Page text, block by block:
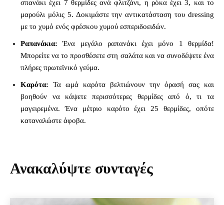
σπανάκι έχει 7 θερμίδες ανά φλιτζάνι, η ρόκα έχει 3, και το
μαρούλι μόλις 5. Δοκιμάστε την αντικατάσταση του dressing
με το χυμό ενός φρέσκου χυμού εσπεριδοειδών.
Ραπανάκια:Ένα μεγάλο ραπανάκι έχει μόνο 1 θερμίδα!
Μπορείτε να το προσθέσετε στη σαλάτα και να συνοδέψετε ένα
πλήρες πρωτεϊνικό γεύμα.
Καρότα: Τα ωμά καρότα βελτιώνουν την όρασή σας και
βοηθούν να κάψετε περισσότερες θερμίδες από ό, τι τα
μαγειρεμένα. Ένα μέτριο καρότο έχει 25 θερμίδες, οπότε
καταναλώστε άφοβα.
Ανακαλύψτε συνταγές